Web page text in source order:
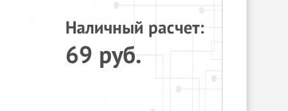
Наличный расчет:
69 руб.